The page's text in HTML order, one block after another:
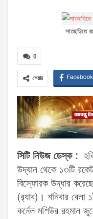
সাতছড়িতে
0
শেয়ার Facebook
সিটি নিউজ ডেস্ক :
উদ্যান থেকে ১৩টি
বিস্ফোরক উদ্ধার
(র‌্যাব)। শনিবার বেলা
কর্নেল মশিউর রহমান